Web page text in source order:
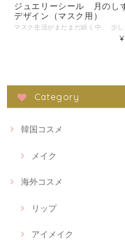
ジュエリーシール 月のし
デザイン（マスク用）
Category
韓国コスメ
メイク
海外コスメ
リップ
アイメイク